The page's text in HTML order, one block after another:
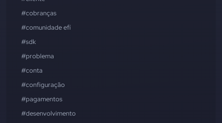
#cobranças
#comunidade efí
#sdk
#problema
#conta
#configuração
#pagamentos
#desenvolvimento